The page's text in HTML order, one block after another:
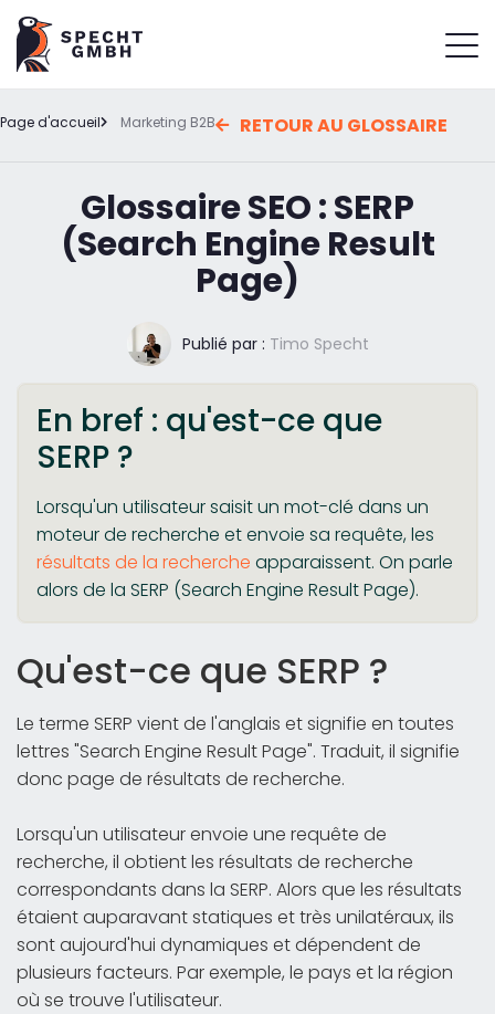
Page d'accueil Marketing B2B RETOUR AU GLOSSAIRE
Glossaire SEO : SERP
(Search Engine Result
Page)
Publié par : Timo Specht
En bref : qu'est-ce que
SERP ?
Lorsqu'un utilisateur saisit un mot-clé dans un
moteur de recherche et envoie sa requête, les
résultats de la recherche apparaissent. On parle
alors de la SERP (Search Engine Result Page).
Qu'est-ce que SERP ?
Le terme SERP vient de l'anglais et signifie en toutes
lettres "Search Engine Result Page". Traduit, il signifie
donc page de résultats de recherche.
Lorsqu'un utilisateur envoie une requête de
recherche, il obtient les résultats de recherche
correspondants dans la SERP. Alors que les résultats
étaient auparavant statiques et très unilatéraux, ils
sont aujourd'hui dynamiques et dépendent de
plusieurs facteurs. Par exemple, le pays et la région
où se trouve l'utilisateur.